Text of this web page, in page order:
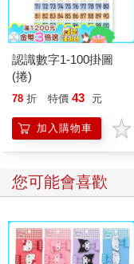
認識數字1-100掛圖
(捲)
78 折 特價 43 元
加入購物車
您可能會喜歡